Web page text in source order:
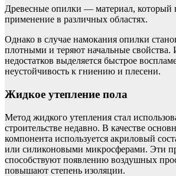
Древесные опилки — материал, который
применение в различных областях.
Однако в случае намокания опилки
плотными и теряют начальные свойства.
недостатков выделяется быстрое
неустойчивость к гниению и плесени.
Жидкое утепление пола
Метод жидкого утепления стал
строительстве недавно. В качестве
компонента используется акриловый
или силиконовыми микросферами. Эти
способствуют появлению воздушных
повышают степень изоляции.